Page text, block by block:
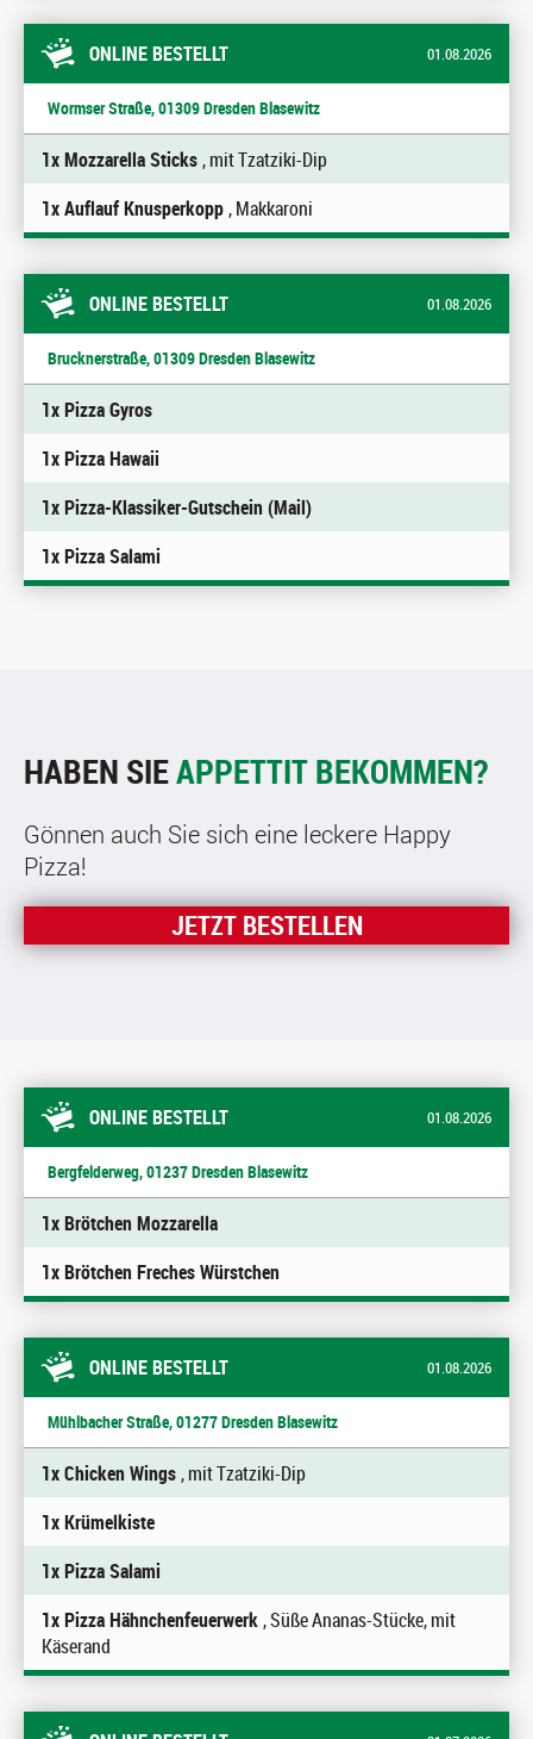
ONLINE BESTELLT 01.08.2026
Wormser Straße, 01309 Dresden Blasewitz
1x Mozzarella Sticks, mit Tzatziki-Dip
1x Auflauf Knusperkopp, Makkaroni
ONLINE BESTELLT 01.08.2026
Brucknerstraße, 01309 Dresden Blasewitz
1x Pizza Gyros
1x Pizza Hawaii
1x Pizza-Klassiker-Gutschein (Mail)
1x Pizza Salami
HABEN SIEAPPETTIT BEKOMMEN?
Gönnen auch Sie sich eine leckere Happy
Pizza!
JETZT BESTELLEN
ONLINE BESTELLT 01.08.2026
Bergfelderweg, 01237 Dresden Blasewitz
1x Brötchen Mozzarella
1x Brötchen Freches Würstchen
ONLINE BESTELLT 01.08.2026
Mühlbacher Straße, 01277 Dresden Blasewitz
1x Chicken Wings, mit Tzatziki-Dip
1x Krümelkiste
1x Pizza Salami
1x Pizza Hähnchenfeuerwerk, Süße Ananas-Stücke, mit
Käserand